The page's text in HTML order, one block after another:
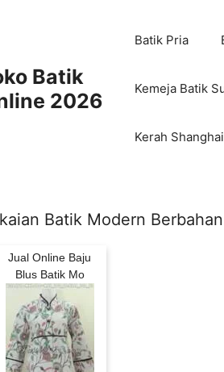
Batik
2026
Batik Pria
Kemeja Batik
Kerah Shanghai
Batik Modern
Jual Online Baju
Blus Batik Mo